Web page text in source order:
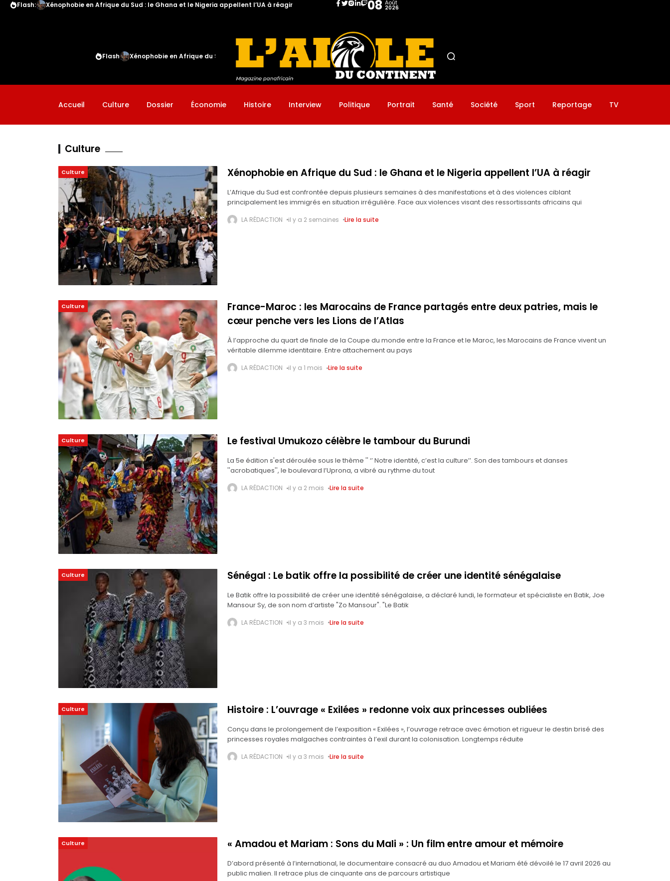
Flash: Xénophobie en Afrique du Sud : le Ghana et le Nigeria appellent l’UA à réagir 08 Août
2026
Flash Xénophobie en Afrique du Sud : le Ghana et le Nigeria appellent l’UA à réagir
Accueil Culture Dossier Économie Histoire Interview Politique Portrait Santé Société Sport Reportage TV
Culture
Culture Xénophobie en Afrique du Sud : le Ghana et le Nigeria appellent l’UA à réagir
L’Afrique du Sud est confrontée depuis plusieurs semaines à des manifestations et à des violences ciblant
principalement les immigrés en situation irrégulière. Face aux violences visant des ressortissants africains qui
LA RÉDACTION il y a 2 semaines Lire la suite
Culture
France-Maroc : les Marocains de France partagés entre deux patries, mais le
cœur penche vers les Lions de l’Atlas
À l’approche du quart de finale de la Coupe du monde entre la France et le Maroc, les Marocains de France vivent un
véritable dilemme identitaire. Entre attachement au pays
LA RÉDACTION il y a 1 mois Lire la suite
Culture Le festival Umukozo célèbre le tambour du Burundi
La 5e édition s'est déroulée sous le thème '' ‘’ Notre identité, c’est la culture’’. Son des tambours et danses
''acrobatiques'', le boulevard l’Uprona, a vibré au rythme du tout
LA RÉDACTION il y a 2 mois Lire la suite
Culture Sénégal : Le batik offre la possibilité de créer une identité sénégalaise
Le Batik offre la possibilité de créer une identité sénégalaise, a déclaré lundi, le formateur et spécialiste en Batik, Joe
Mansour Sy, de son nom d’artiste "Zo Mansour". "Le Batik
LA RÉDACTION il y a 3 mois Lire la suite
Culture Histoire : L’ouvrage « Exilées » redonne voix aux princesses oubliées
Conçu dans le prolongement de l’exposition « Exilées », l’ouvrage retrace avec émotion et rigueur le destin brisé des
princesses royales malgaches contraintes à l’exil durant la colonisation. Longtemps réduite
LA RÉDACTION il y a 3 mois Lire la suite
Culture « Amadou et Mariam : Sons du Mali » : Un film entre amour et mémoire
D’abord présenté à l’international, le documentaire consacré au duo Amadou et Mariam été dévoilé le 17 avril 2026 au
public malien. Il retrace plus de cinquante ans de parcours artistique